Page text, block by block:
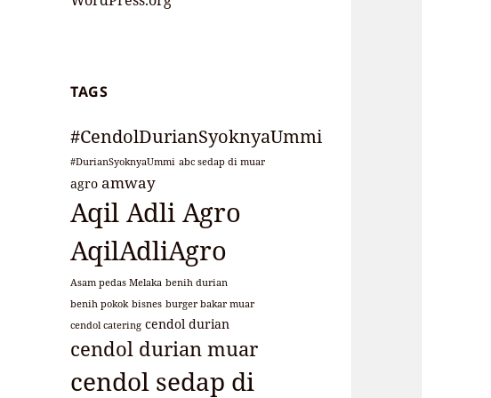
TAGS
#CendolDurianSyoknyaUmmi
#DurianSyoknyaUmmi abc sedap di muar
agro amway
Aqil Adli Agro
AqilAdliAgro
Asam pedas Melaka benih durian
benih pokok bisnes burger bakar muar
cendol catering cendol durian
cendol durian muar
cendol sedap di